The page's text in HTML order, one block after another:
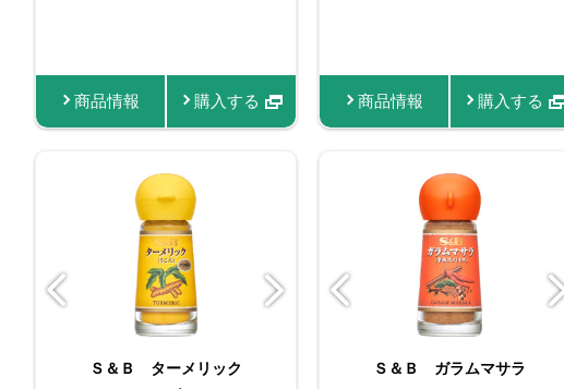
商品情報 購入する 商品情報 購入する
商品情報 購入する 商品情報 購入する
商品情報
Ｓ＆Ｂ ターメリック
Ｓ＆Ｂ 袋入り ターメ
バリュースパイスガラム
Ｓ＆Ｂ ガラムマサラ
バリュースパイスシナモ